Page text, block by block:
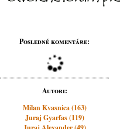
Posledné komentáre:
Autori:
Milan Kvasnica (163)
Juraj Gyarfas (119)